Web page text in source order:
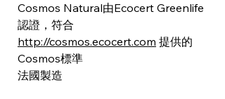
Cosmos Natural由Ecocert Greenlife
認證，符合
http://cosmos.ecocert.com 提供的
Cosmos標準
法國製造